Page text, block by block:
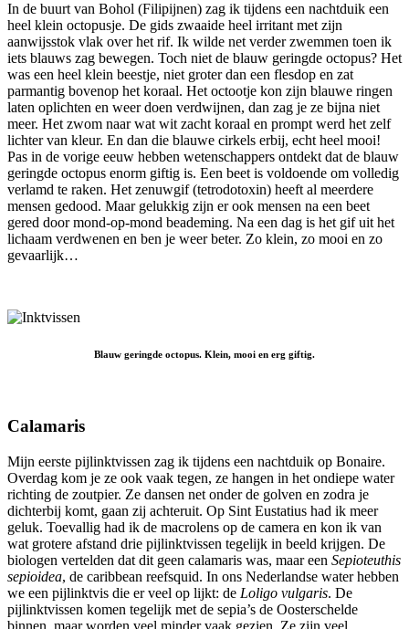
In de buurt van Bohol (Filipijnen) zag ik tijdens een nachtduik een
heel klein octopusje. De gids zwaaide heel irritant met zijn
aanwijsstok vlak over het rif. Ik wilde net verder zwemmen toen ik
iets blauws zag bewegen. Toch niet de blauw geringde octopus? Het
was een heel klein beestje, niet groter dan een flesdop en zat
parmantig bovenop het koraal. Het octootje kon zijn blauwe ringen
laten oplichten en weer doen verdwijnen, dan zag je ze bijna niet
meer. Het zwom naar wat wit zacht koraal en prompt werd het zelf
lichter van kleur. En dan die blauwe cirkels erbij, echt heel mooi!
Pas in de vorige eeuw hebben wetenschappers ontdekt dat de blauw
geringde octopus enorm giftig is. Een beet is voldoende om volledig
verlamd te raken. Het zenuwgif (tetrodotoxin) heeft al meerdere
mensen gedood. Maar gelukkig zijn er ook mensen na een beet
gered door mond-op-mond beademing. Na een dag is het gif uit het
lichaam verdwenen en ben je weer beter. Zo klein, zo mooi en zo
gevaarlijk…
Blauw geringde octopus. Klein, mooi en erg giftig.
Calamaris
Mijn eerste pijlinktvissen zag ik tijdens een nachtduik op Bonaire.
Overdag kom je ze ook vaak tegen, ze hangen in het ondiepe water
richting de zoutpier. Ze dansen net onder de golven en zodra je
dichterbij komt, gaan zij achteruit. Op Sint Eustatius had ik meer
geluk. Toevallig had ik de macrolens op de camera en kon ik van
wat grotere afstand drie pijlinktvissen tegelijk in beeld krijgen. De
biologen vertelden dat dit geen calamaris was, maar een Sepioteuthis
sepioidea, de caribbean reefsquid. In ons Nederlandse water hebben
we een pijlinktvis die er veel op lijkt: de Loligo vulgaris. De
pijlinktvissen komen tegelijk met de sepia’s de Oosterschelde
binnen, maar worden veel minder vaak gezien. Ze zijn veel